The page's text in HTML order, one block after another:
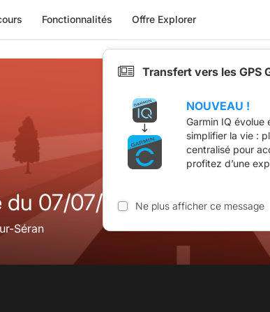
Fonctionnalités Offre Explorer
07/07/19 G1
Séran
Transfert vers les GPS
NOUVEAU !
Garmin IQ évolue
simplifier la vie :
centralisé pour
profitez d’une
Ne plus afficher ce message